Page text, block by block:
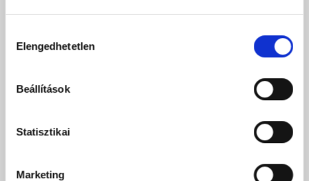
kiválasztása
Elengedhetetlen
Beállítások
Statisztikai
Marketing